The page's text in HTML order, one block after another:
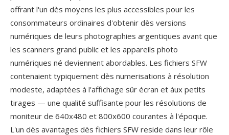
offrant l'un dès moyens les plus accessibles pour les
consommateurs ordinaires d'obtenir dès versions
numériques de leurs photographies argentiques avant que
les scanners grand public et les appareils photo
numériques né deviennent abordables. Les fichiers SFW
contenaient typiquement dès numerisations à résolution
modeste, adaptées à l'affichage sûr écran et àux petits
tirages — une qualité suffisante pour les résolutions de
moniteur de 640x480 et 800x600 courantes à l'époque.
L'un dès avantages dès fichiers SFW reside dans leur rôle